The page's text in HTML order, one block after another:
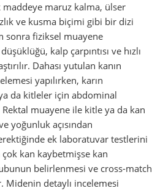
maddeye maruz kalma, ülser
ve kusma biçimi gibi bir dizi
sonra fiziksel muayene
kalp çarpıntısı ve hızlı
Dahası yutulan kanın
yapılırken, karın
da kitleler için abdominal
muayene ile kitle ya da kan
yoğunluk açısından
ek laboratuvar testlerini
kan kaybetmişse kan
belirlenmesi ve cross-match
Midenin detaylı incelemesi